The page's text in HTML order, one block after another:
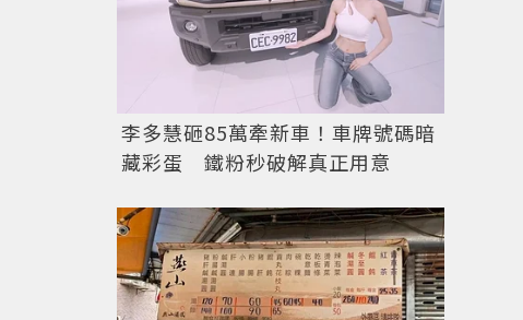
示意圖。圖／全家便利商店提供
李多慧砸85萬牽新車！車牌號碼暗
藏彩蛋 鐵粉秒破解真正用意